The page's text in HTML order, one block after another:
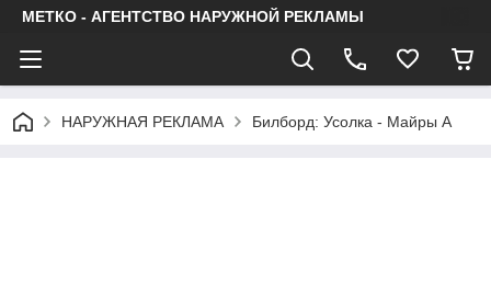
МЕТКО - АГЕНТСТВО НАРУЖНОЙ РЕКЛАМЫ
НАРУЖНАЯ РЕКЛАМА Билборд: Усолка - Майры А